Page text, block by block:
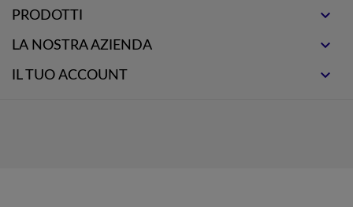
PRODOTTI 
LA NOSTRA AZIENDA 
IL TUO ACCOUNT 